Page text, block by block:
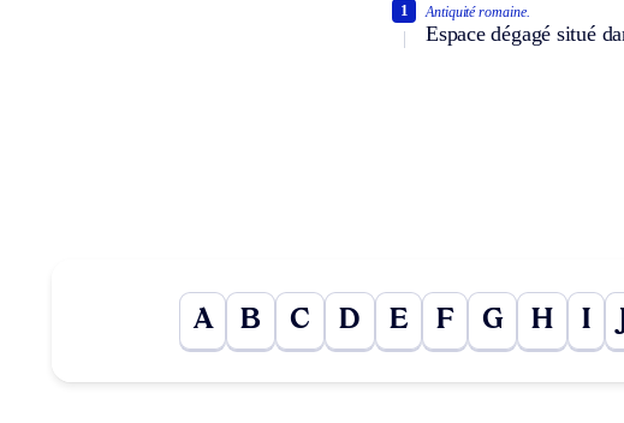
Antiquité romaine.
Espace dégagé situé
1
A B C D E F G H I